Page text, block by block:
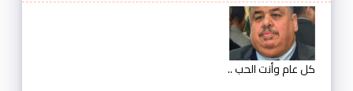
كل عام وأنت الحب ..